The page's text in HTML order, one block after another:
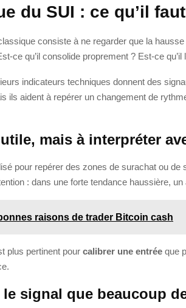
du SUI : ce qu’il
consiste à ne regarder que la
ce qu’il consolide proprement ? Est-ce
indicateurs techniques donnent des
ils aident à repérer un changement de
mais à interpréter
pour repérer des zones de surachat ou
: dans une forte tendance haussière,
raisons de trader Bitcoin cash
plus pertinent pour calibrer une entrée que
signal que beaucoup